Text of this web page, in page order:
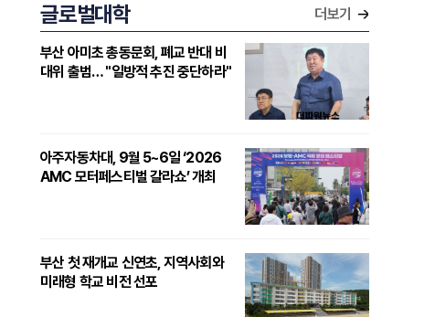
글로벌대학 더보기
부산 아미초 총동문회, 폐교 반대 비
대위 출범… "일방적 추진 중단하라"
아주자동차대, 9월 5~6일 ‘2026
AMC 모터페스티벌 갈라쇼’ 개최
부산 첫 재개교 신연초, 지역사회와
미래형 학교 비전 선포